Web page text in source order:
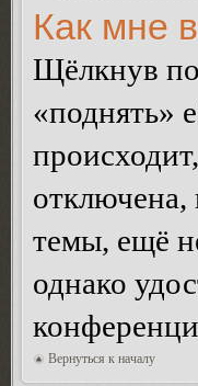
Как мне
Щёлкнув
«поднять»
отключена,
темы, ещё
однако
Вернуться к началу